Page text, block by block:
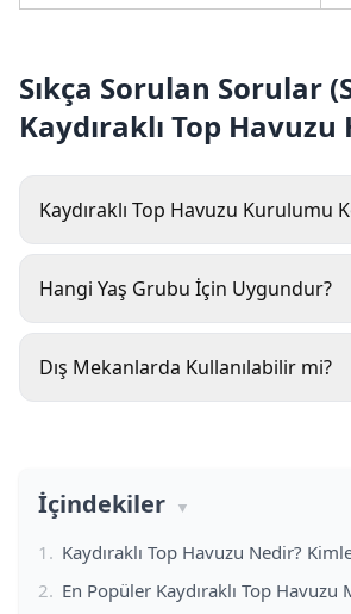
Sıkça Sorulan Sorular
Kaydıraklı Top Havuzu
Kaydıraklı Top Havuzu Kurulumu
Hangi Yaş Grubu İçin Uygundur?
Dış Mekanlarda Kullanılabilir mi?
İçindekiler
Kaydıraklı Top Havuzu Nedir?
En Popüler Kaydıraklı Top